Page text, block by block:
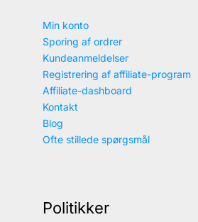
Min konto
Sporing af ordrer
Kundeanmeldelser
Registrering af affiliate-program
Affiliate-dashboard
Kontakt
Blog
Ofte stillede spørgsmål
Politikker